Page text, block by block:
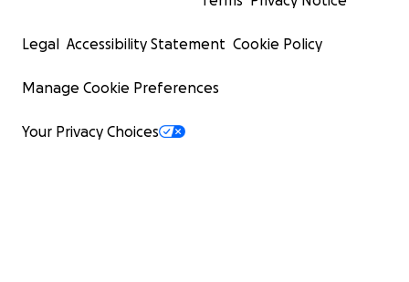
Legal Accessibility Statement Cookie Policy
Manage Cookie Preferences
Your Privacy Choices